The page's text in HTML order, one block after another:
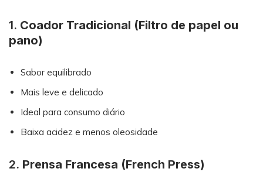
1. Coador Tradicional (Filtro de papel ou
pano)
Sabor equilibrado
Mais leve e delicado
Ideal para consumo diário
Baixa acidez e menos oleosidade
2. Prensa Francesa (French Press)